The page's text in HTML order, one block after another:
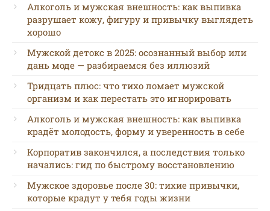
Алкоголь и мужская внешность: как выпивка
разрушает кожу, фигуру и привычку выглядеть
хорошо
Мужской детокс в 2025: осознанный выбор или
дань моде — разбираемся без иллюзий
Тридцать плюс: что тихо ломает мужской
организм и как перестать это игнорировать
Алкоголь и мужская внешность: как выпивка
крадёт молодость, форму и уверенность в себе
Корпоратив закончился, а последствия только
начались: гид по быстрому восстановлению
Мужское здоровье после 30: тихие привычки,
которые крадут у тебя годы жизни